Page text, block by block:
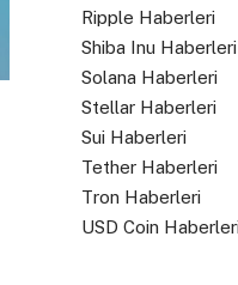
Ripple Haberleri
Shiba Inu Haberleri
Solana Haberleri
Stellar Haberleri
Sui Haberleri
Tether Haberleri
Tron Haberleri
USD Coin Haberleri